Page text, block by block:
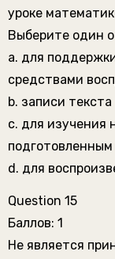
уроке
Выберите один
a. для
средствами
b. записи текста
c. для изучения
d. для
Question 15
Баллов: 1
Не является